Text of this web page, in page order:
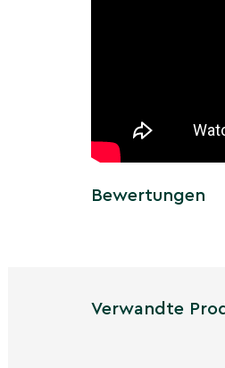
Jahresakzente:
Bewertungen
Verwandte